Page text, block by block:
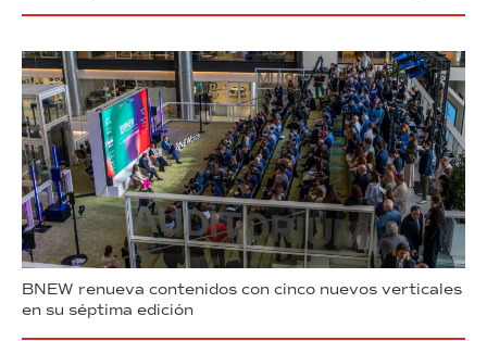
BNEW renueva contenidos con cinco nuevos verticales
en su séptima edición